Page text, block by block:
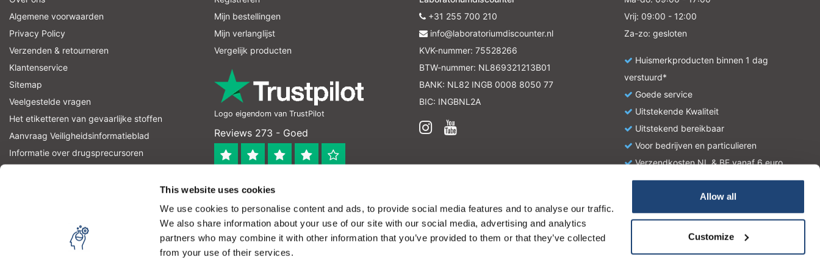
This website uses cookies
We use cookies to personalise content and ads, to provide social media features and to analyse our traffic.
We also share information about your use of our site with our social media, advertising and analytics
partners who may combine it with other information that you’ve provided to them or that they’ve collected
from your use of their services.
Allow all
Customize
Algemene voorwaarden
Privacy Policy
Verzenden & retourneren
Klantenservice
Sitemap
Veelgestelde vragen
Het etiketteren van gevaarlijke stoffen
Aanvraag Veiligheidsinformatieblad
Informatie over drugsprecursoren
Mijn bestellingen
Mijn verlanglijst
Vergelijk producten
Logo eigendom van TrustPilot
Reviews 273 - Goed
+31 255 700 210
info@laboratoriumdiscounter.nl
KVK-nummer: 75528266
BTW-nummer: NL869321213B01
BANK: NL82 INGB 0008 8050 77
BIC: INGBNL2A
Vrij: 09:00 - 12:00
Za-zo: gesloten
Huismerkproducten binnen 1 dag
verstuurd*
Goede service
Uitstekende Kwaliteit
Uitstekend bereikbaar
Voor bedrijven en particulieren
Verzendkosten NL & BE vanaf 6 euro
Let op! Op onze productomschrijvingen kunnen geen rechten verleend worden en zijn enkel ter educatie en/of informatie en zijn geen handleiding of omschrijving hoe u het
product kan en mag gebruiken. U bent zelf verantwoordelijk voor het toepassen van eventuele nationale en internationale wetgeving omtrent het gebruik van chemicaliën.